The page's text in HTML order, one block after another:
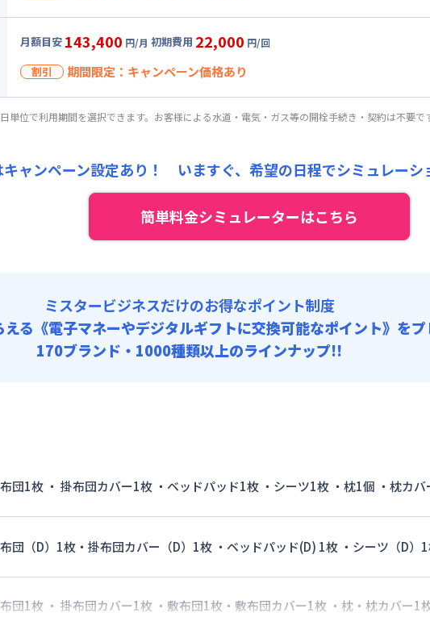
キャンペーン価格:
120,000
▼ロング 利用時の料金詳細
賃料 : 87,000円/月 (2,900円/日)
光熱費他 : 24,000円/月 (800円/日) (税抜)
清掃料他 : 25,000円/回 (税抜)
管理費
24,000円/月 (800円/日)
契約事務手数料 : 5,000円/回 (税抜)
入居開始日
2026年9月30日
キャンペーン価格:
122,400
▼ミドル利用時の料金詳細
賃料 :
90,000円/月 (3,000円/日)
光熱費他 :
24,000円/月 (800円/日) (税抜)
24,000円/月 (800円/日)
月額目安 143,400 円/月 初期費用 22,000 円/回
割引 期間限定：キャンペーン価格あり
割引
★即割★全期間賃料20％OFFキャンペーン★
キャンペーン価格:
月額目安124,800 円/月初期費用22,000円/回 に
利用時の料金詳細
月額賃料目安(30日利用)
93,000円/月 (3,100円/日)
その他費用 :
管理費: 24,000円/月 (800円/日)
初期費用
位で利用期間を選択できます。お客様による水道・電気・ガス等の開栓手続き・契約は不要です
ャンペーン設定あり！ いますぐ、 希望の日程でシミュレーシ
簡単料金シミュレーターはこちら
ミスタービジネスだけのお得なポイント制度
る 《電子マネーやデジタルギフトに交換可能なポイント》を
170ブランド・1000種類以上のラインナップ!!
団1枚 ・ 掛布団カバー1枚 ・ベッドパッド1枚 ・シーツ1枚 ・枕1個 ・枕カ
団（D）1枚・掛布団カバー（D）1枚 ・ベッドパッド(D) 1枚 ・シーツ（D）
団1枚 ・ 掛布団カバー1枚 ・敷布団1枚・敷布団カバー1枚 ・枕・枕カバー1